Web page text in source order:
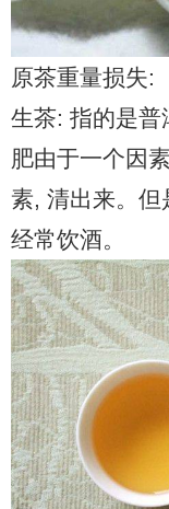
原茶重量损失:
生茶: 指的是普
肥由于一个因
素, 清出来。但
经常饮酒。